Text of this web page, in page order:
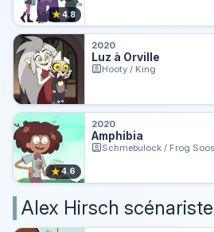
★4.8
2020
Luz à Orville
Hooty / King
★4.6
2020
Amphibia
Schmebulock / Frog
Alex Hirsch scénariste